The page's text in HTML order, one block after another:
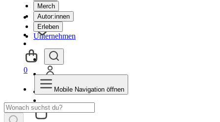
Merch
Autor:innen
Erleben
Unternehmen
0
Mobile Navigation öffnen